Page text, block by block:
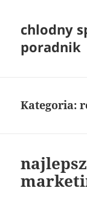
chlodny
poradnik
Kategoria: